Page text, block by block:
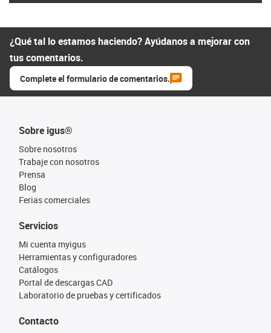
¿Qué tal lo estamos haciendo? Ayúdanos a mejorar con
tus comentarios.
Complete el formulario de comentarios.
Sobre igus®
Sobre nosotros
Trabaje con nosotros
Prensa
Blog
Ferias comerciales
Servicios
Mi cuenta myigus
Herramientas y configuradores
Catálogos
Portal de descargas CAD
Laboratorio de pruebas y certificados
Contacto